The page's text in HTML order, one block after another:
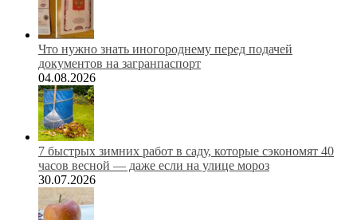
Что нужно знать иногороднему перед подачей
документов на загранпаспорт
04.08.2026
7 быстрых зимних работ в саду, которые сэкономят 40
часов весной — даже если на улице мороз
30.07.2026